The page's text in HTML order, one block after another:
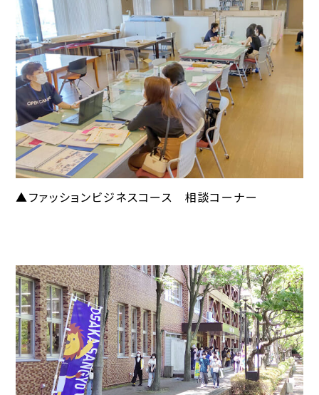
▲ファッションビジネスコース 相談コーナー